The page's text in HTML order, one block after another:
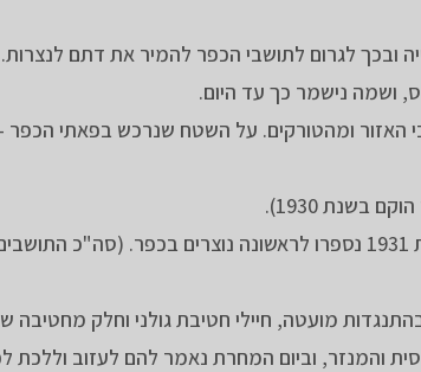
ובכך לגרום לתושבי הכפר להמיר את דתם לנצרות.
ושמה נישמר כך עד היום.
בשנת 1930).
מכאן גדל בהדרגה מספר הנוצרים בכפר ובמפקד התושבים שבוצע בשנת 1931 נספרו לראשונה נוצרים בכפר.
נכנסו לכפר, בהתנגדות מועטה, חיילי חטיבת גולני וחלק
והמנזר, וביום המחרת נאמר להם לעזוב וללכת